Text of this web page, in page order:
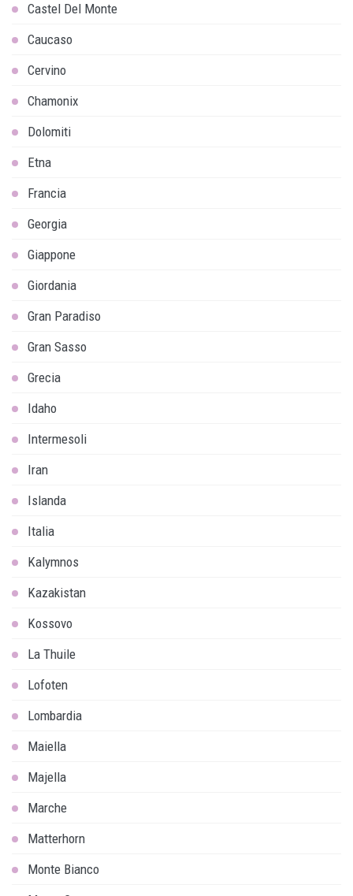
Castel Del Monte
Caucaso
Cervino
Chamonix
Dolomiti
Etna
Francia
Georgia
Giappone
Giordania
Gran Paradiso
Gran Sasso
Grecia
Idaho
Intermesoli
Iran
Islanda
Italia
Kalymnos
Kazakistan
Kossovo
La Thuile
Lofoten
Lombardia
Maiella
Majella
Marche
Matterhorn
Monte Bianco